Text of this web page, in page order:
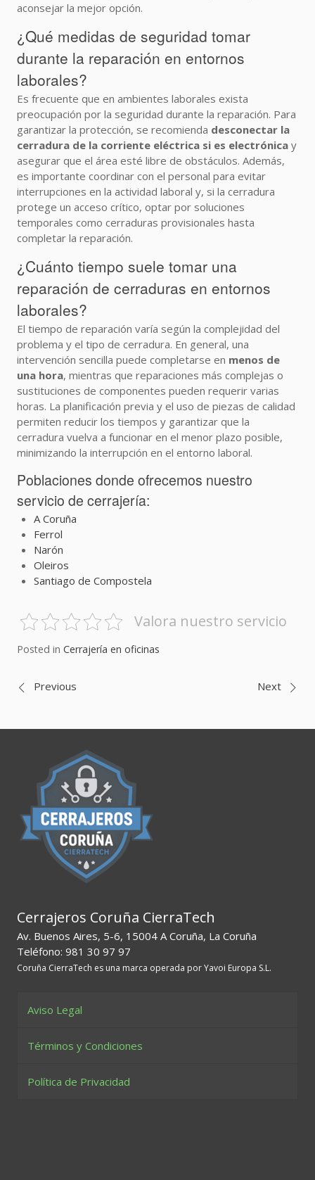
aconsejar la mejor opción.
¿Qué medidas de seguridad tomar
durante la reparación en entornos
laborales?
Es frecuente que en ambientes laborales exista
preocupación por la seguridad durante la reparación. Para
garantizar la protección, se recomienda desconectar la
cerradura de la corriente eléctrica si es electrónica y
asegurar que el área esté libre de obstáculos. Además,
es importante coordinar con el personal para evitar
interrupciones en la actividad laboral y, si la cerradura
protege un acceso crítico, optar por soluciones
temporales como cerraduras provisionales hasta
completar la reparación.
¿Cuánto tiempo suele tomar una
reparación de cerraduras en entornos
laborales?
El tiempo de reparación varía según la complejidad del
problema y el tipo de cerradura. En general, una
intervención sencilla puede completarse en menos de
una hora, mientras que reparaciones más complejas o
sustituciones de componentes pueden requerir varias
horas. La planificación previa y el uso de piezas de calidad
permiten reducir los tiempos y garantizar que la
cerradura vuelva a funcionar en el menor plazo posible,
minimizando la interrupción en el entorno laboral.
Poblaciones donde ofrecemos nuestro
servicio de cerrajería:
A Coruña
Ferrol
Narón
Oleiros
Santiago de Compostela
Valora nuestro servicio
Posted in Cerrajería en oficinas
Navegación
de
entradas
Previous Next
Cerrajeros Coruña CierraTech
Av. Buenos Aires, 5-6, 15004 A Coruña, La Coruña
Teléfono: 981 30 97 97
Coruña CierraTech es una marca operada por Yavoi Europa S.L.
Aviso Legal
Términos y Condiciones
Política de Privacidad